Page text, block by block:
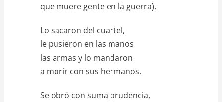
que muere gente en la guerra).
Lo sacaron del cuartel,
le pusieron en las manos
las armas y lo mandaron
a morir con sus hermanos.
Se obró con suma prudencia,